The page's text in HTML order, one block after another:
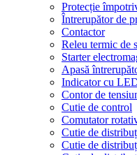
Protecție
Întrerupător de
Contactor
Releu termic de
Starter
Apasă
Indicator cu
Contor de
Cutie de control
Comutator
Cutie de
Cutie de